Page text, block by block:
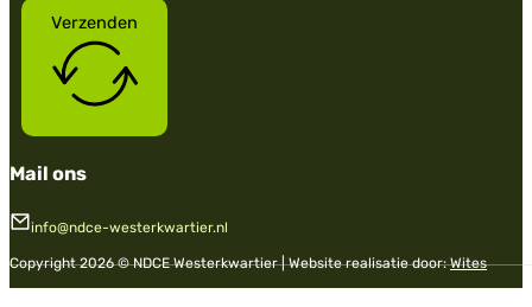
Verzenden
Mail ons
info@ndce-westerkwartier.nl
Copyright 2026 © NDCE Westerkwartier | Website realisatie door:Wites